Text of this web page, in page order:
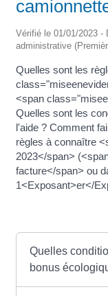
Vérifié le 01/01/2023 -
administrative
Quelles sont les
<span
Quelles sont les
l'aide ? Comment
règles à connaître
2023</span>
facture</span> ou
1<Exposant>er</
Quelles
bonus